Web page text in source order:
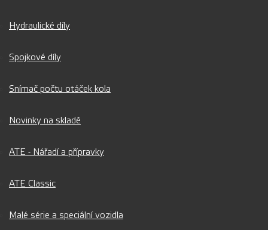
Hydraulické díly
Spojkové díly
Snímač počtu otáček kola
Novinky na skladě
ATE - Nářadí a přípravky
ATE Classic
Malé série a speciální vozidla